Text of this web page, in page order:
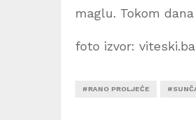
maglu. Tokom
foto izvor: viteski.ba
#RANO PROLJEĆE